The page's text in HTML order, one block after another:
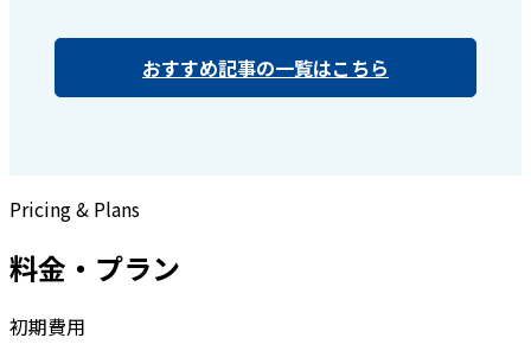
おすすめ記事の一覧はこちら
Pricing & Plans
料金・プラン
初期費用